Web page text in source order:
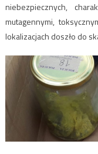
niebezpiecznych,
mutagennymi,
lokalizacjach doszło do